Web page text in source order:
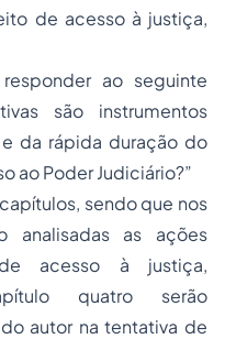
de acesso à justiça,
ao seguinte
são instrumentos
e da rápida duração do
ao Poder Judiciário?”
sendo que nos
analisadas as ações
acesso à justiça,
quatro serão
autor na tentativa de